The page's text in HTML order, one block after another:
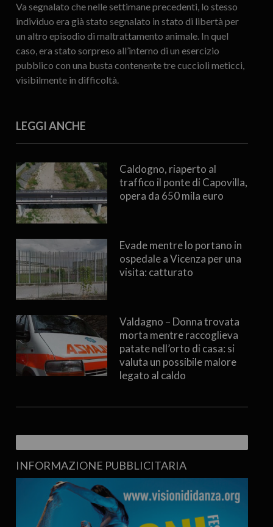
Va segnalato che nelle settimane precedenti, lo stesso
individuo era già stato segnalato in stato di libertà per
un altro episodio di maltrattamento animale. In quel
caso, era stato sorpreso all’interno di un esercizio
pubblico con una busta contenente tre cuccioli meticci,
visibilmente in difficoltà.
LEGGI ANCHE
Caldogno, riaperto al
traffico il ponte di Capovilla,
opera da 650 mila euro
Evade mentre lo portano in
ospedale a Vicenza per una
visita: catturato
Valdagno – Donna trovata
morta mentre raccoglieva
patate nell’orto di casa: si
valuta un possibile malore
legato al caldo
INFORMAZIONE PUBBLICITARIA